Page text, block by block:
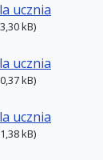
ucznia
kB)
ucznia
kB)
ucznia
kB)